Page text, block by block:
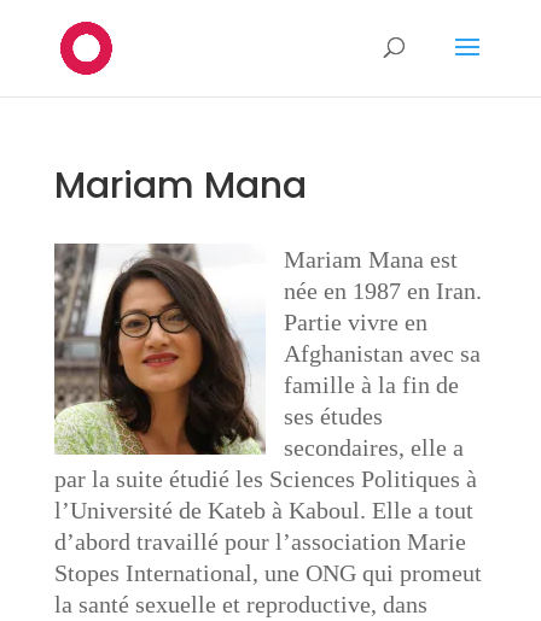
Mariam Mana
Mariam Mana est
née en 1987 en Iran.
Partie vivre en
Afghanistan avec sa
famille à la fin de
ses études
secondaires, elle a
par la suite étudié les Sciences Politiques à
l’Université de Kateb à Kaboul. Elle a tout
d’abord travaillé pour l’association Marie
Stopes International, une ONG qui promeut
la santé sexuelle et reproductive, dans